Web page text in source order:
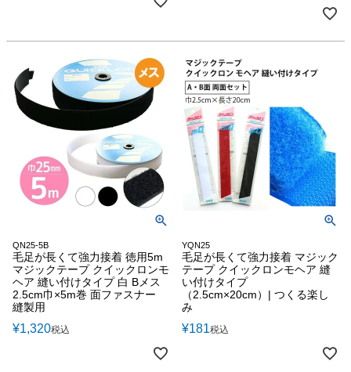
QN25-5B
毛足が長くて強力接着 徳用5m
マジックテープ クイックロンモ
ヘア 縫い付けタイプ 白 Bメス
2.5cm巾×5m巻 面ファスナー
縫製用
¥1,320税込
YQN25
毛足が長くて強力接着 マジック
テープ クイックロンモヘア 縫
い付けタイプ
（2.5cm×20cm）| つくる楽し
み
¥181税込